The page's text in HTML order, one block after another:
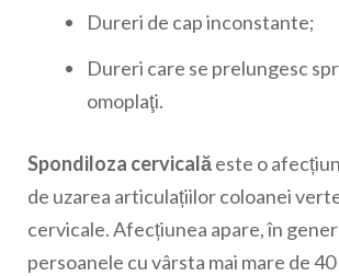
Dureri de cap inconstante;
Dureri care se prelungesc
omoplaţi.
Spondiloza cervicalăeste o
de uzarea articulațiilor coloanei
cervicale. Afecțiunea apare, în
persoanele cu vârsta mai mare de 40